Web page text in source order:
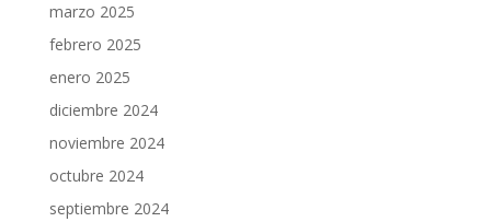
marzo 2025
febrero 2025
enero 2025
diciembre 2024
noviembre 2024
octubre 2024
septiembre 2024